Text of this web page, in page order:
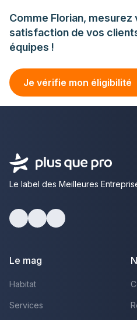
Comme Florian, mesurez
satisfaction de vos
équipes !
Je vérifie mon éligibilité
Le label des Meilleures
Le mag
Habitat
Services